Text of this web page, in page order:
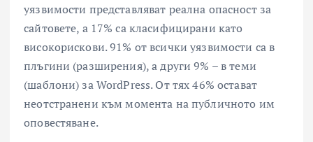
уязвимости представляват реална опасност за
сайтовете, а 17% са класифицирани като
високорискови. 91% от всички уязвимости са в
плъгини (разширения), а други 9% – в теми
(шаблони) за WordPress. От тях 46% остават
неотстранени към момента на публичното им
оповестяване.